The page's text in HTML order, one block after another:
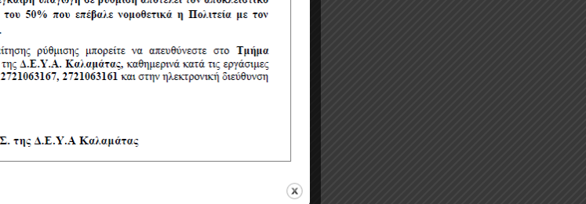
η 03 / 07 /2023 , ημέρα ΔΕΥΤΕΡΑ
και
Τεχνική Προσφορά», θα διενεργηθεί
και ώρα που θα ορίσει ο Αναθέτων
ηλεκτρονικά, προσκομίζονται, σε